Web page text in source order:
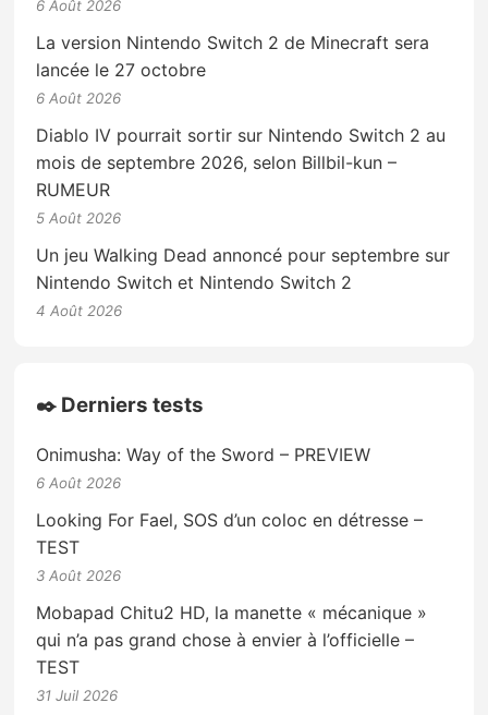
6 Août 2026
La version Nintendo Switch 2 de Minecraft sera
lancée le 27 octobre
6 Août 2026
Diablo IV pourrait sortir sur Nintendo Switch 2 au
mois de septembre 2026, selon Billbil-kun –
RUMEUR
5 Août 2026
Un jeu Walking Dead annoncé pour septembre sur
Nintendo Switch et Nintendo Switch 2
4 Août 2026
✒️ Derniers tests
Onimusha: Way of the Sword – PREVIEW
6 Août 2026
Looking For Fael, SOS d’un coloc en détresse –
TEST
3 Août 2026
Mobapad Chitu2 HD, la manette « mécanique »
qui n’a pas grand chose à envier à l’officielle –
TEST
31 Juil 2026